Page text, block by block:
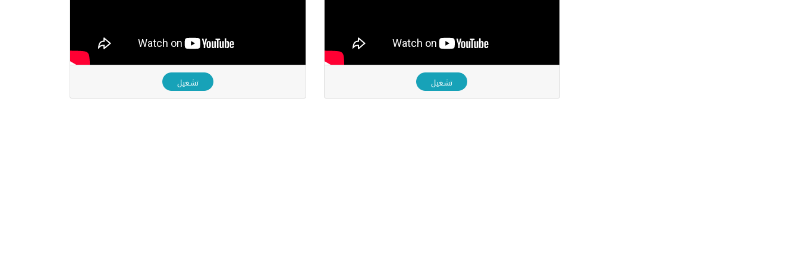
تشغيل تشغيل